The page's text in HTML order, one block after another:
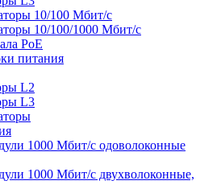
10/100 Мбит/с
10/100/1000 Мбит/с
PoE
питания
L2
L3
1000 Мбит/c одоволоконные
1000 Мбит/c двухволоконные,